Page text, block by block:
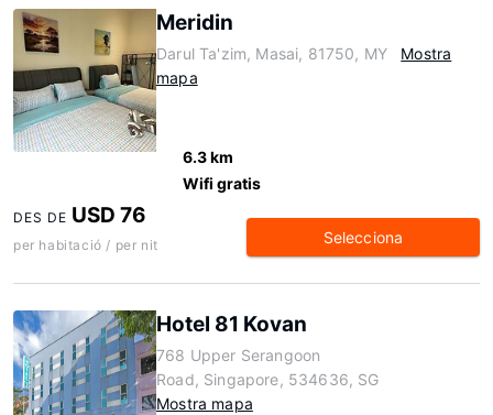
Meridin
Darul Ta'zim, Masai, 81750, MY
Mostra
mapa
6.3 km
Wifi gratis
DES DE USD 76
per habitació / per nit Selecciona
Hotel 81 Kovan
768 Upper Serangoon
Road, Singapore, 534636, SG
Mostra mapa